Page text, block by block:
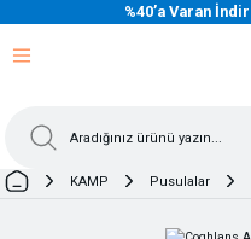
%40’a Varan
KAMP Pusulalar